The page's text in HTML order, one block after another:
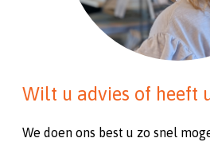
Wilt u advies of heeft
We doen ons best u zo snel